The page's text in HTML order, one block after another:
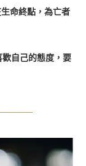
命終點，為亡者
自己的態度，要